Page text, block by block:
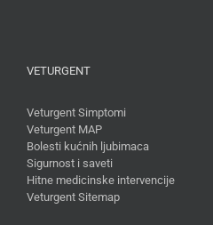
VETURGENT
Veturgent Simptomi
Veturgent MAP
Bolesti kućnih ljubimaca
Sigurnost i saveti
Hitne medicinske intervencije
Veturgent Sitemap